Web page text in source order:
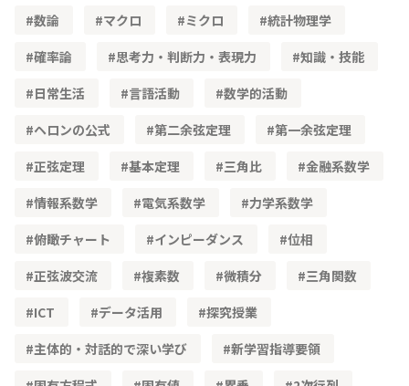
数論
マクロ ミクロ
統計物理学
確率論
思考力・判断力・表現力
知識・技能
日常生活
言語活動
数学的活動
ヘロンの公式
第二余弦定理
第一余弦定理
正弦定理
基本定理 三角比
金融系数学
情報系数学
電気系数学
力学系数学
俯瞰チャート
インピーダンス
位相
正弦波交流
複素数 微積分
三角関数
ICT
データ活用
探究授業
主体的・対話的で深い学び
新学習指導要領